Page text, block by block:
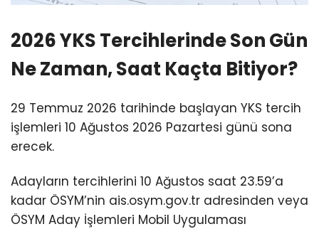
2026 YKS Tercihlerinde Son Gün
Ne Zaman, Saat Kaçta Bitiyor?
29 Temmuz 2026 tarihinde başlayan YKS tercih
işlemleri 10 Ağustos 2026 Pazartesi günü sona
erecek.
Adayların tercihlerini 10 Ağustos saat 23.59’a
kadar ÖSYM’nin ais.osym.gov.tr adresinden veya
ÖSYM Aday İşlemleri Mobil Uygulaması